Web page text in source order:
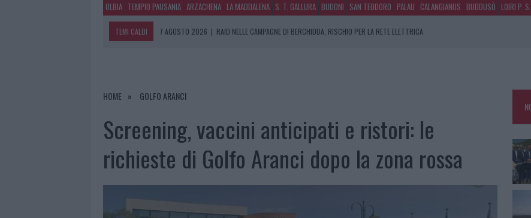
OLBIA TEMPIO PAUSANIA ARZACHENA LA MADDALENA S. T. GALLURA BUDONI SAN TEODORO PALAU CALANGIANUS BUDDUSÒ LOIRI P.
TEMI CALDI 7 AGOSTO 2026 | RAID NELLE CAMPAGNE DI BERCHIDDA, RISCHIO PER LA RETE ELETTRICA
7 AGOSTO 2026
| FILM INTERNAZIONALE, CASTING PER COMPARSE IN COSTA SMERALDA
HOME GOLFO ARANCI
Screening, vaccini anticipati e ristori: le
richieste di Golfo Aranci dopo la zona rossa